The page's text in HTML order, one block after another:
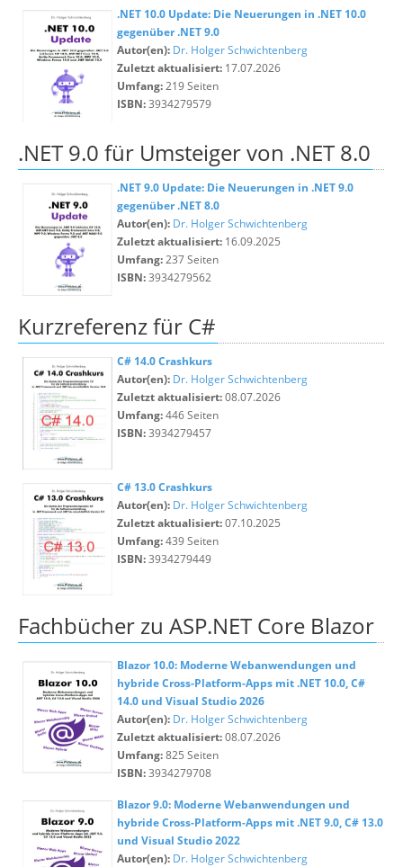
.NET 10.0 Update: Die Neuerungen in .NET 10.0
gegenüber .NET 9.0
Autor(en): Dr. Holger Schwichtenberg
Zuletzt aktualisiert: 17.07.2026
Umfang:219 Seiten
ISBN:3934279579
.NET 9.0 für Umsteiger von .NET 8.0
.NET 9.0 Update: Die Neuerungen in .NET 9.0
gegenüber .NET 8.0
Autor(en): Dr. Holger Schwichtenberg
Zuletzt aktualisiert: 16.09.2025
Umfang:237 Seiten
ISBN:3934279562
Kurzreferenz für C#
C# 14.0 Crashkurs
Autor(en): Dr. Holger Schwichtenberg
Zuletzt aktualisiert:08.07.2026
Umfang:446 Seiten
ISBN:3934279457
C# 13.0 Crashkurs
Autor(en): Dr. Holger Schwichtenberg
Zuletzt aktualisiert:07.10.2025
Umfang:439 Seiten
ISBN:3934279449
Fachbücher zu ASP.NET Core Blazor
Blazor 10.0: Moderne Webanwendungen und
hybride Cross-Platform-Apps mit .NET 10.0, C#
14.0 und Visual Studio 2026
Autor(en): Dr. Holger Schwichtenberg
Zuletzt aktualisiert:08.07.2026
Umfang:825 Seiten
ISBN:3934279708
Blazor 9.0: Moderne Webanwendungen und
hybride Cross-Platform-Apps mit .NET 9.0, C# 13.0
und Visual Studio 2022
Autor(en): Dr. Holger Schwichtenberg